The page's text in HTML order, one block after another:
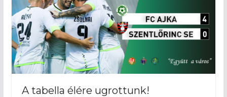
A tabella élére ugrottunk!